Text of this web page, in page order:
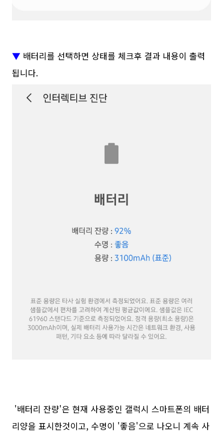
▼ 배터리를 선택하면 상태를 체크후 결과 내용이 출력
됩니다.
'배터리 잔량'은 현재 사용중인 갤럭시 스마트폰의 배터
리양을 표시한것이고, 수명이 '좋음'으로 나오니 계속 사